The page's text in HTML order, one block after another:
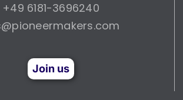
+49 6181-3696240
Join us